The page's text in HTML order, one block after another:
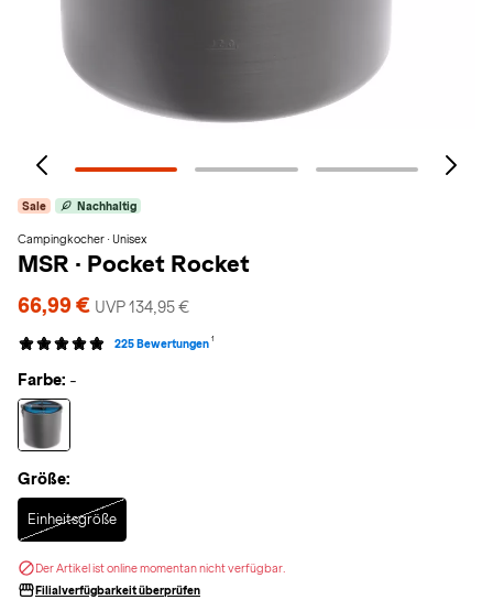
Sale Nachhaltig
Campingkocher · Unisex
MSR · Pocket Rocket
66,99 € UVP 134,95 €
225 Bewertungen 1
Farbe: -
Größe:
Einheitsgröße
Selected
Der Artikel ist online momentan nicht verfügbar.
Filialverfügbarkeit überprüfen